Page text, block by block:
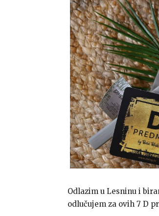
Odlazim u Lesninu i
odlučujem za ovih 7 D